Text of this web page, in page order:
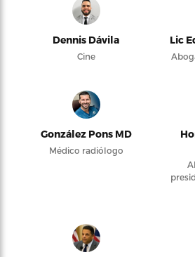
Dennis Dávila
Cine
Lic
González Pons MD
Médico radiólogo